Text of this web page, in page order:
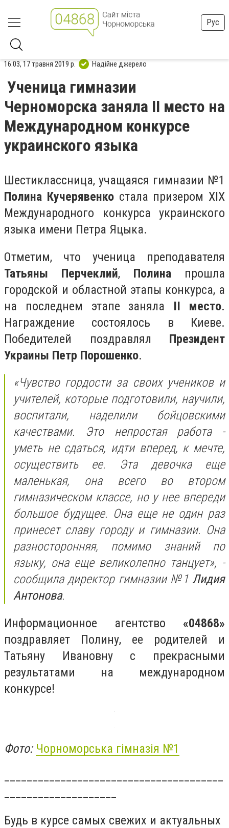
Рус
16:03, 17 травня 2019 р. Надійне джерело
Ученица гимназии
Черноморска заняла II место на
Международном конкурсе
украинского языка
Шестиклассница, учащаяся гимназии №1
Полина Кучерявенкостала призером XIX
Международного конкурса украинского
языка имени Петра Яцыка.
Отметим, что ученица преподавателя
Татьяны Перчеклий, Полина прошла
городской и областной этапы конкурса, а
на последнем этапе заняла II место.
Награждение состоялось в Киеве.
Победителей поздравлял Президент
Украины Петр Порошенко.
«Чувство гордости за своих учеников и
учителей, которые подготовили, научили,
воспитали, наделили бойцовскими
качествами. Это непростая работа -
уметь не сдаться, идти вперед, к мечте,
осуществить ее. Эта девочка еще
маленькая, она всего во втором
гимназическом классе, но у нее впереди
большое будущее. Она еще не один раз
принесет славу городу и гимназии. Она
разносторонняя, помимо знаний по
языку, она еще великолепно танцует», -
сообщила директор гимназии №1 Лидия
Антонова.
Информационное агентство «04868»
поздравляет Полину, ее родителей и
Татьяну Ивановну с прекрасными
результатами на международном
конкурсе!
Фото: Чорноморська гімназія №1
Будь в курсе самых свежих и актуальных